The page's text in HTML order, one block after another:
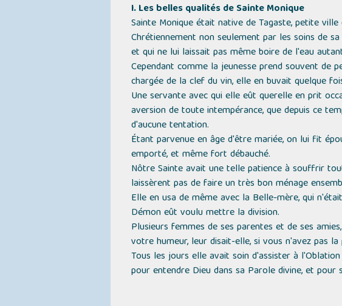
I. Les belles qualités de Sainte Monique
Sainte Monique était native de Tagaste, petite
Chrétiennement non seulement par les soins de
et qui ne lui laissait pas même boire de l'eau
Cependant comme la jeunesse prend souvent de
chargée de la clef du vin, elle en buvait quelque
Une servante avec qui elle eût querelle en prit
aversion de toute intempérance, que depuis ce
d'aucune tentation.
Étant parvenue en âge d'être mariée, on lui fit
emporté, et même fort débauché.
Nôtre Sainte avait une telle patience à souffrir
laissèrent pas de faire un très bon ménage
Elle en usa de même avec la Belle-mère, qui
Démon eût voulu mettre la division.
Plusieurs femmes de ses parentes et de ses
votre humeur,leur disait-elle,si vous n'avez pas
Tous les jours elle avait soin d'assister à
pour entendre Dieu dans sa Parole divine, et pour